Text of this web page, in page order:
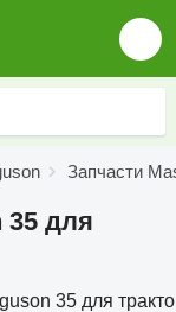
Запчасти
35 для
35 для